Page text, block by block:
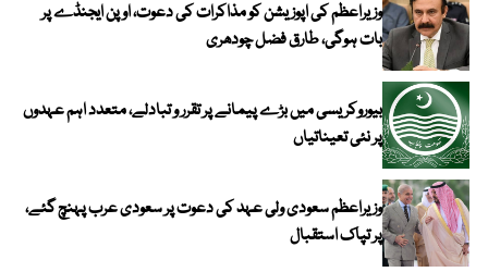
وزیراعظم کی اپوزیشن کو مذاکرات کی دعوت، اوپن ایجنڈے پر
بات ہوگی، طارق فضل چودھری
بیوروکریسی میں بڑے پیمانے پر تقرر و تبادلے، متعدد اہم عہدوں
پر نئی تعیناتیاں
وزیراعظم سعودی ولی عہد کی دعوت پر سعودی عرب پہنچ گئے،
پر تپاک استقبال